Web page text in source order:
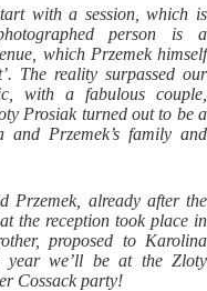
with a session, which is
person is a
which Przemek himself
The reality surpassed our
with a fabulous couple,
Prosiak turned out to be a
Przemek’s family and
Przemek, already after the
the reception took place in
proposed to Karolina
year we’ll be at the Zloty
Cossack party!